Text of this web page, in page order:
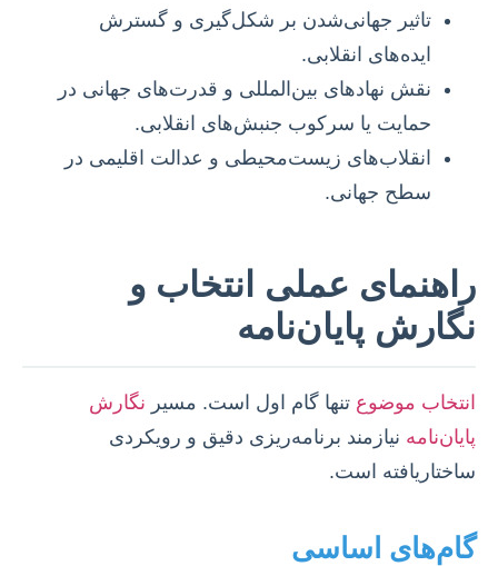
تاثیر جهانی‌شدن بر شکل‌گیری و گسترش
ایده‌های انقلابی.
نقش نهادهای بین‌المللی و قدرت‌های جهانی در
حمایت یا سرکوب جنبش‌های انقلابی.
انقلاب‌های زیست‌محیطی و عدالت اقلیمی در
سطح جهانی.
راهنمای عملی انتخاب و
نگارش پایان‌نامه
انتخاب موضوع تنها گام اول است. مسیر نگارش
پایان‌نامه نیازمند برنامه‌ریزی دقیق و رویکردی
ساختاریافته است.
گام‌های اساسی